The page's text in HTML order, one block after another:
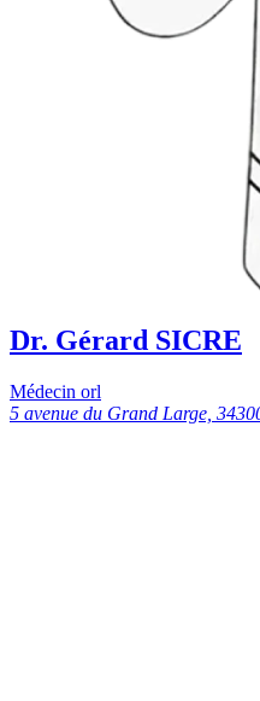
Dr. Gérard SICRE
Médecin orl
5 avenue du Grand Large,